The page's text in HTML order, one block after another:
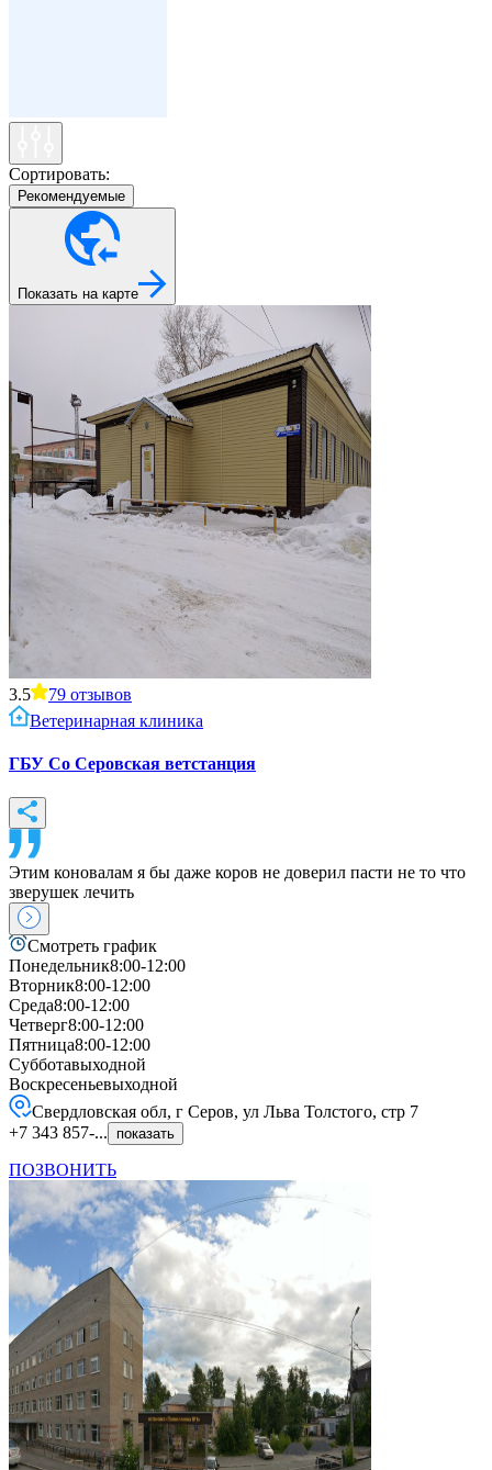
Сортировать:
Рекомендуемые
Показать на карте
3.5 79 отзывов
Ветеринарная клиника
ГБУ Со Серовская ветстанция
Этим коновалам я бы даже коров не доверил пасти не то что
зверушек лечить
Смотреть график
Понедельник8:00-12:00
Вторник8:00-12:00
Среда8:00-12:00
Четверг8:00-12:00
Пятница8:00-12:00
Субботавыходной
Воскресеньевыходной
Свердловская обл, г Серов, ул Льва Толстого, стр 7
+7 343 857-...
показать
ПОЗВОНИТЬ